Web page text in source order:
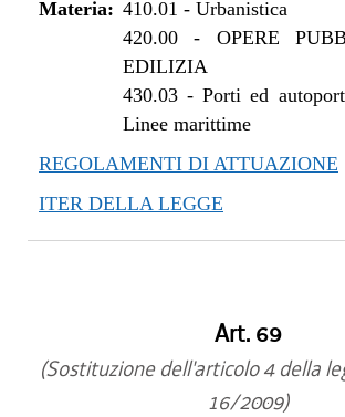
Materia: 410.01 - Urbanistica
420.00- OPERE
EDILIZIA
430.03-Porti ed
Linee marittime
REGOLAMENTI DI ATTUAZIONE
ITER DELLA LEGGE
Art. 69
(Sostituzione dell'articolo 4 della
16/2009)